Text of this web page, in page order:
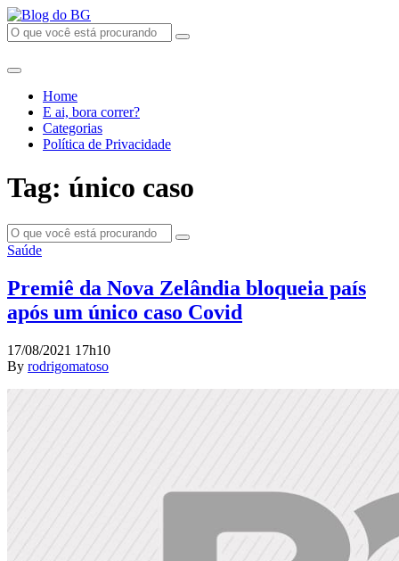
Home
E ai, bora correr?
Categorias
Política de Privacidade
Tag: único caso
Saúde
Premiê da Nova Zelândia bloqueia país
após um único caso Covid
17/08/2021 17h10
By rodrigomatoso